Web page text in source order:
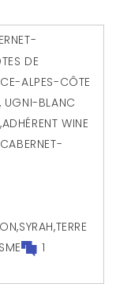
DE
ALPES-CÔTE
, UGNI-BLANC
,ADHÉRENT WINE
CABERNET-
,SYRAH,TERRE
1